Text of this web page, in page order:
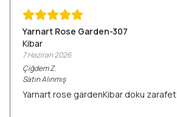
Yarnart Rose Garden-307
Kibar
7 Haziran 2026
ÇiğdemZ.
Satın Alınmış
Yarnart rose gardenKibar doku zarafet